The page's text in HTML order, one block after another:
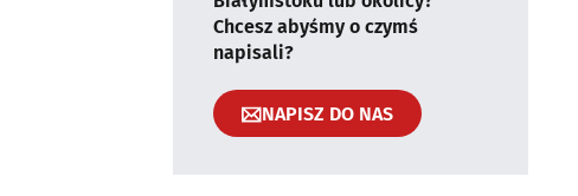
Chcesz abyśmy o czymś
napisali?
NAPISZ DO NAS